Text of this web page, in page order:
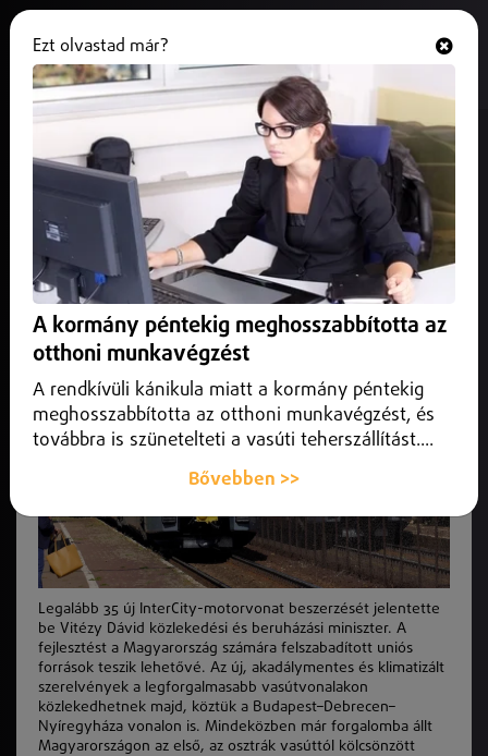
Legalább 35 korszerű
motorvonatot vásárolhat a MÁV
2026. június 04. Belföld
Legalább 35 új InterCity-motorvonat beszerzését jelentette
Legalább 35 új InterCity-motorvonat beszerzését jelentette
be Vitézy Dávid közlekedési és beruházási miniszter. A
fejlesztést a Magyarország számára felszabadított uniós
források teszik lehetővé. Az új, akadálymentes és klimatizált
szerelvények a legforgalmasabb vasútvonalakon
közlekedhetnek majd, köztük a Budapest–Debrecen–
Nyíregyháza vonalon is. Mindeközben már forgalomba állt
Magyarországon az első, az osztrák vasúttól kölcsönzött
Ezt olvastad már?
A kormány péntekig meghosszabbította az
otthoni munkavégzést
A rendkívüli kánikula miatt a kormány péntekig
meghosszabbította az otthoni munkavégzést, és
továbbra is szünetelteti a vasúti teherszállítást....
Bővebben >>